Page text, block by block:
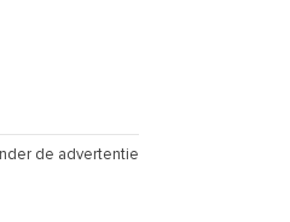
de advertentie